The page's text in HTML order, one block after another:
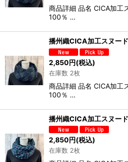
商品詳細 品名 CICA加工
100％ …
播州織CICA加工スヌード
2,850円(税込)
在庫数 2枚
商品詳細 品名 CICA加工
100％ …
播州織CICA加工スヌード
2,850 円(税込)
在庫数 2枚